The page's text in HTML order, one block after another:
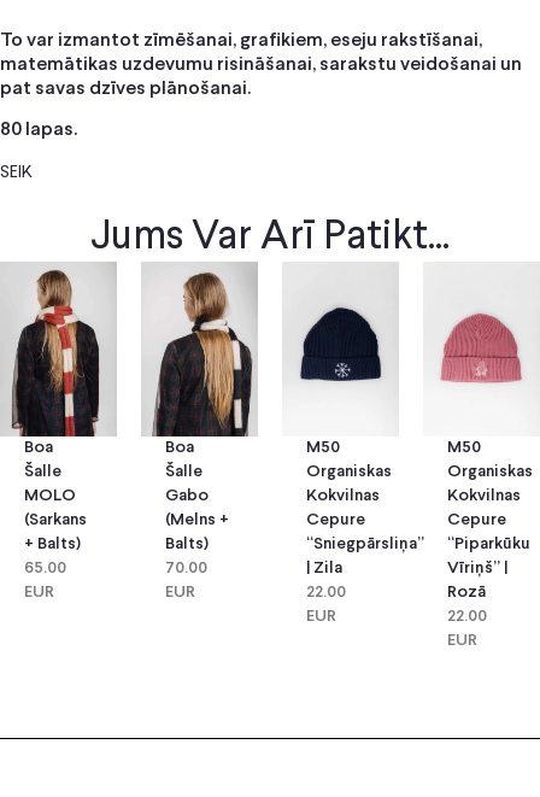
To var izmantot zīmēšanai, grafikiem, eseju rakstīšanai,
matemātikas uzdevumu risināšanai, sarakstu veidošanai un
pat savas dzīves plānošanai.
80 lapas.
SEIK
Jums Var Arī Patikt...
Boa
Šalle
MOLO
(sarkans
+ Balts)
65.00
EUR
Boa
Šalle
Gabo
(melns +
Balts)
70.00
EUR
M50
Organiskas
Kokvilnas
Cepure
“Sniegpārsliņa”
| Zila
22.00
EUR
M50
Organiskas
Kokvilnas
Cepure
“Piparkūku
Vīriņš” |
Rozā
22.00
EUR